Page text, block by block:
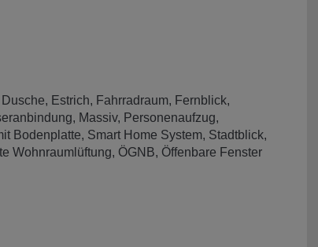
Dusche Estrich Fahrradraum
Fernblick
Massiv
Personenaufzug
Bodenplatte Smart Home System Stadtblick
Wohnraumlüftung ÖGNB Öffenbare Fenster